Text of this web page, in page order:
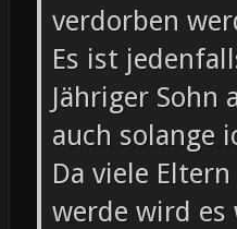
verdorben
Es ist
Jähriger
auch solange
Da viele
werde wird